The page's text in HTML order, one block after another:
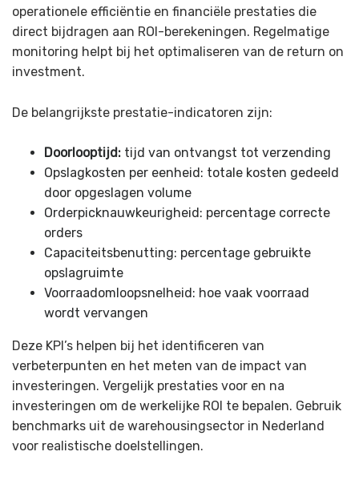
operationele efficiëntie en financiële prestaties die
direct bijdragen aan ROI-berekeningen. Regelmatige
monitoring helpt bij het optimaliseren van de return on
investment.
De belangrijkste prestatie-indicatoren zijn:
Doorlooptijd: tijd van ontvangst tot verzending
Opslagkosten per eenheid: totale kosten gedeeld
door opgeslagen volume
Orderpicknauwkeurigheid: percentage correcte
orders
Capaciteitsbenutting: percentage gebruikte
opslagruimte
Voorraadomloopsnelheid: hoe vaak voorraad
wordt vervangen
Deze KPI’s helpen bij het identificeren van
verbeterpunten en het meten van de impact van
investeringen. Vergelijk prestaties voor en na
investeringen om de werkelijke ROI te bepalen. Gebruik
benchmarks uit de warehousingsector in Nederland
voor realistische doelstellingen.